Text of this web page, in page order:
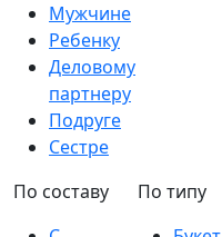
Мужчине
Ребенку
Деловому
партнеру
Подруге
Сестре
По составу
По типу